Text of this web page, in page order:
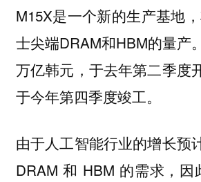
M15X是一个新的生产基地
士尖端DRAM和HBM的量产
万亿韩元，于去年第二季度
于今年第四季度竣工。
由于人工智能行业的增长预
DRAM 和 HBM 的需求，因